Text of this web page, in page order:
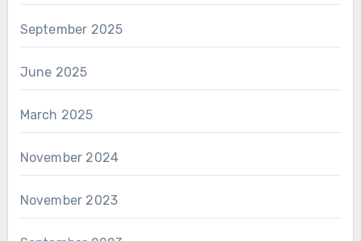
September 2025
June 2025
March 2025
November 2024
November 2023